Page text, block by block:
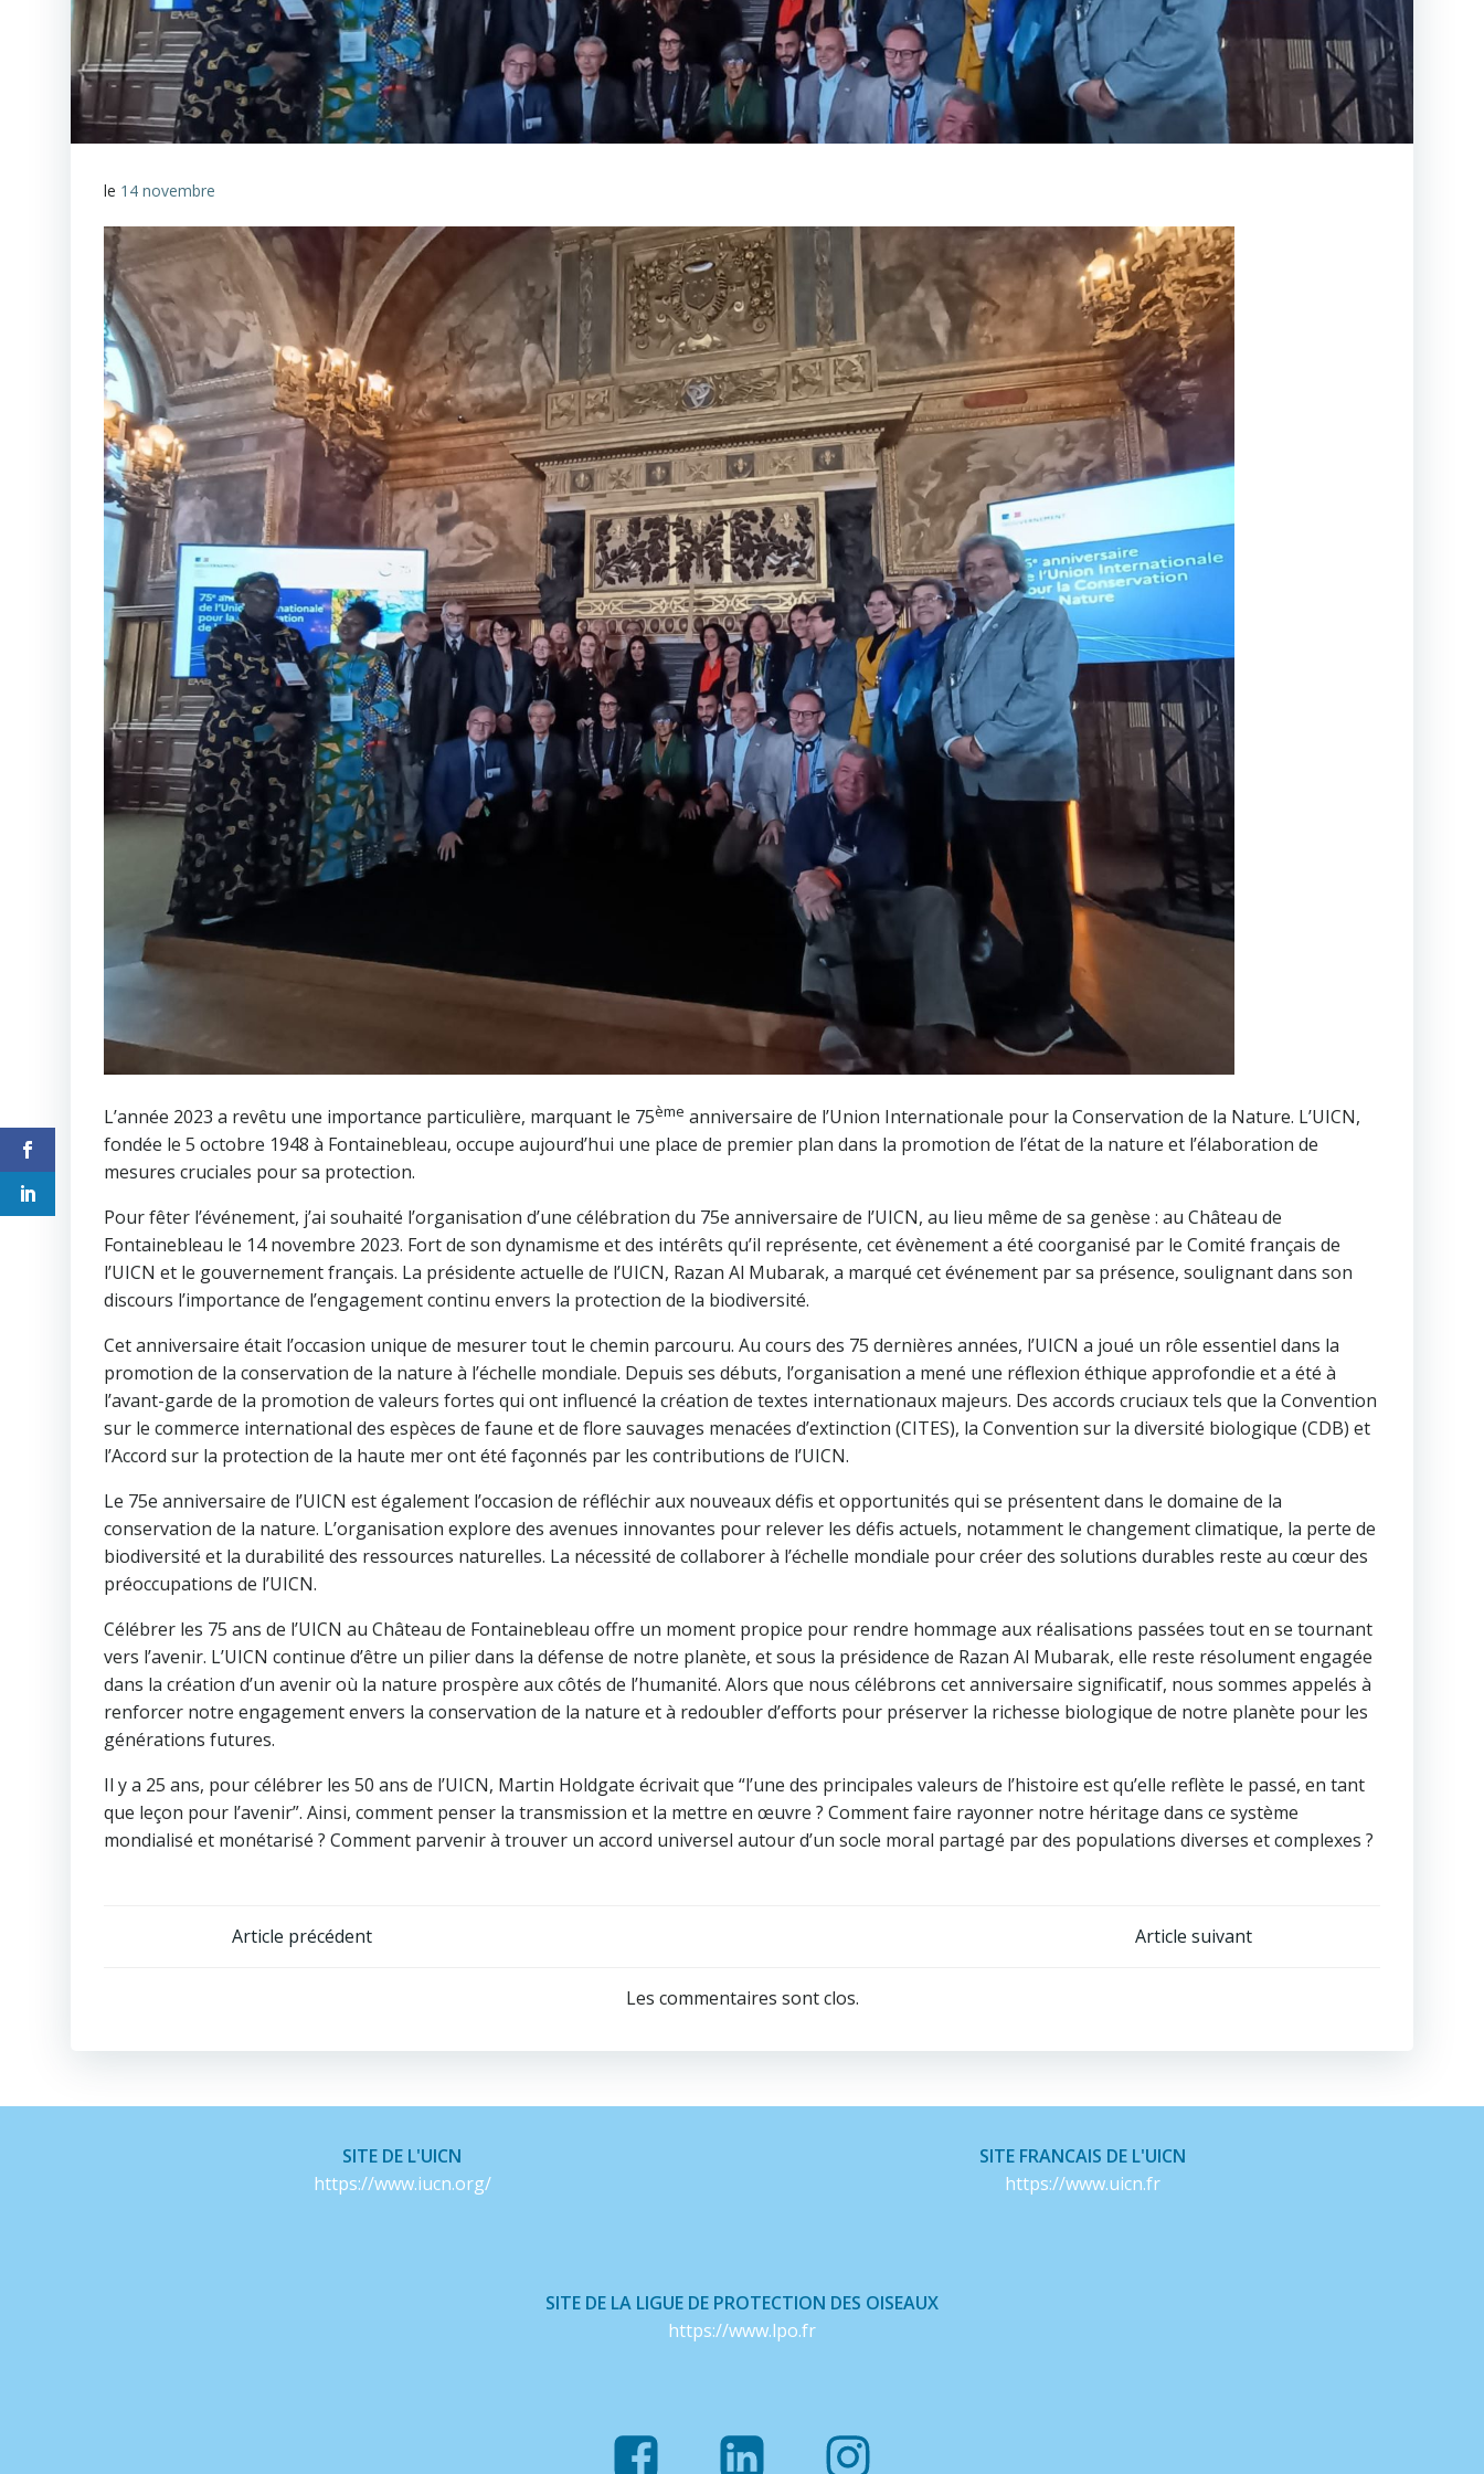
le 14 novembre
L’année 2023 a revêtu une importance particulière, marquant le 75ème anniversaire de l’Union Internationale pour la Conservation de la Nature. L’UICN,
fondée le 5 octobre 1948 à Fontainebleau, occupe aujourd’hui une place de premier plan dans la promotion de l’état de la nature et l’élaboration de
mesures cruciales pour sa protection.
Pour fêter l’événement, j’ai souhaité l’organisation d’une célébration du 75e anniversaire de l’UICN, au lieu même de sa genèse : au Château de
Fontainebleau le 14 novembre 2023. Fort de son dynamisme et des intérêts qu’il représente, cet évènement a été coorganisé par le Comité français de
l’UICN et le gouvernement français. La présidente actuelle de l’UICN, Razan Al Mubarak, a marqué cet événement par sa présence, soulignant dans son
discours l’importance de l’engagement continu envers la protection de la biodiversité.
Cet anniversaire était l’occasion unique de mesurer tout le chemin parcouru. Au cours des 75 dernières années, l’UICN a joué un rôle essentiel dans la
promotion de la conservation de la nature à l’échelle mondiale. Depuis ses débuts, l’organisation a mené une réflexion éthique approfondie et a été à
l’avant-garde de la promotion de valeurs fortes qui ont influencé la création de textes internationaux majeurs. Des accords cruciaux tels que la Convention
sur le commerce international des espèces de faune et de flore sauvages menacées d’extinction (CITES), la Convention sur la diversité biologique (CDB) et
l’Accord sur la protection de la haute mer ont été façonnés par les contributions de l’UICN.
Le 75e anniversaire de l’UICN est également l’occasion de réfléchir aux nouveaux défis et opportunités qui se présentent dans le domaine de la
conservation de la nature. L’organisation explore des avenues innovantes pour relever les défis actuels, notamment le changement climatique, la perte de
biodiversité et la durabilité des ressources naturelles. La nécessité de collaborer à l’échelle mondiale pour créer des solutions durables reste au cœur des
préoccupations de l’UICN.
Célébrer les 75 ans de l’UICN au Château de Fontainebleau offre un moment propice pour rendre hommage aux réalisations passées tout en se tournant
vers l’avenir. L’UICN continue d’être un pilier dans la défense de notre planète, et sous la présidence de Razan Al Mubarak, elle reste résolument engagée
dans la création d’un avenir où la nature prospère aux côtés de l’humanité. Alors que nous célébrons cet anniversaire significatif, nous sommes appelés à
renforcer notre engagement envers la conservation de la nature et à redoubler d’efforts pour préserver la richesse biologique de notre planète pour les
générations futures.
Il y a 25 ans, pour célébrer les 50 ans de l’UICN, Martin Holdgate écrivait que “l’une des principales valeurs de l’histoire est qu’elle reflète le passé, en tant
que leçon pour l’avenir”. Ainsi, comment penser la transmission et la mettre en œuvre ? Comment faire rayonner notre héritage dans ce système
mondialisé et monétarisé ? Comment parvenir à trouver un accord universel autour d’un socle moral partagé par des populations diverses et complexes ?
Navigation
l’article
Article précédent
de
l’article
Article suivant
Les commentaires sont clos.
SITE DE L'UICN
https://www.iucn.org/
SITE FRANCAIS DE L'UICN
https://www.uicn.fr
SITE DE LA LIGUE DE PROTECTION DES OISEAUX
https://www.lpo.fr